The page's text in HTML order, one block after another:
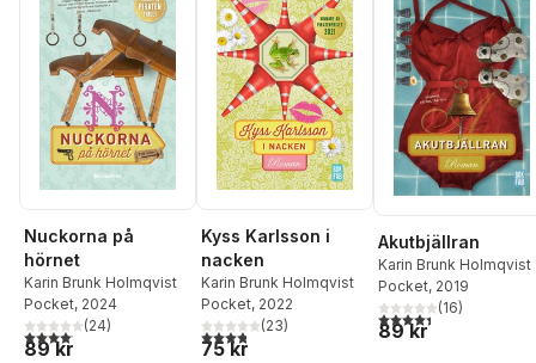
Nuckorna på
hörnet
Karin Brunk Holmqvist
Pocket, 2024
4,1utav 5 stjärnor. Totalt antal röster:
(24)
89 kr
Kyss Karlsson i
nacken
Karin Brunk Holmqvist
Pocket, 2022
3,8utav 5 stjärnor. Totalt antal röster:
(23)
75 kr
Akutbjällran
Karin Brunk Holmqvist
Pocket, 2019
4,4utav 5 stjärnor.
(16)
89 kr